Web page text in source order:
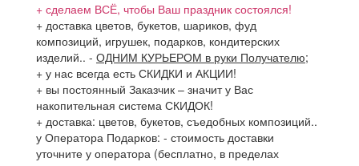
+ сделаем ВСЁ, чтобы Ваш праздник состоялся!
+ доставка цветов, букетов, шариков, фуд
композиций, игрушек, подарков, кондитерских
изделий.. - ОДНИМ КУРЬЕРОМ в руки Получателю;
+ у нас всегда есть СКИДКИ и АКЦИИ!
+ вы постоянный Заказчик – значит у Вас
накопительная система СКИДОК!
+ доставка: цветов, букетов, съедобных композиций..
у Оператора Подарков: - стоимость доставки
уточните у оператора (бесплатно, в пределах